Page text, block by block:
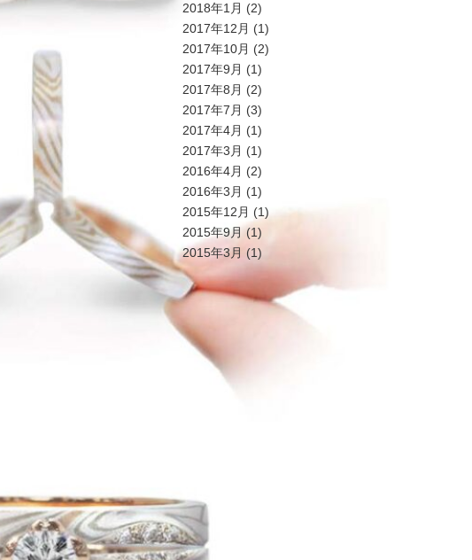
2018年1月 (2)
2017年12月 (1)
2017年10月 (2)
2017年9月 (1)
2017年8月 (2)
2017年7月 (3)
2017年4月 (1)
2017年3月 (1)
2016年4月 (2)
2016年3月 (1)
2015年12月 (1)
2015年9月 (1)
2015年3月 (1)